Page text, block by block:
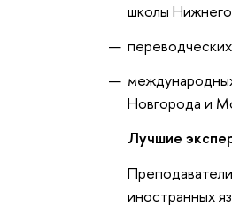
школы
Новгорода и
Лучшие
иностранных